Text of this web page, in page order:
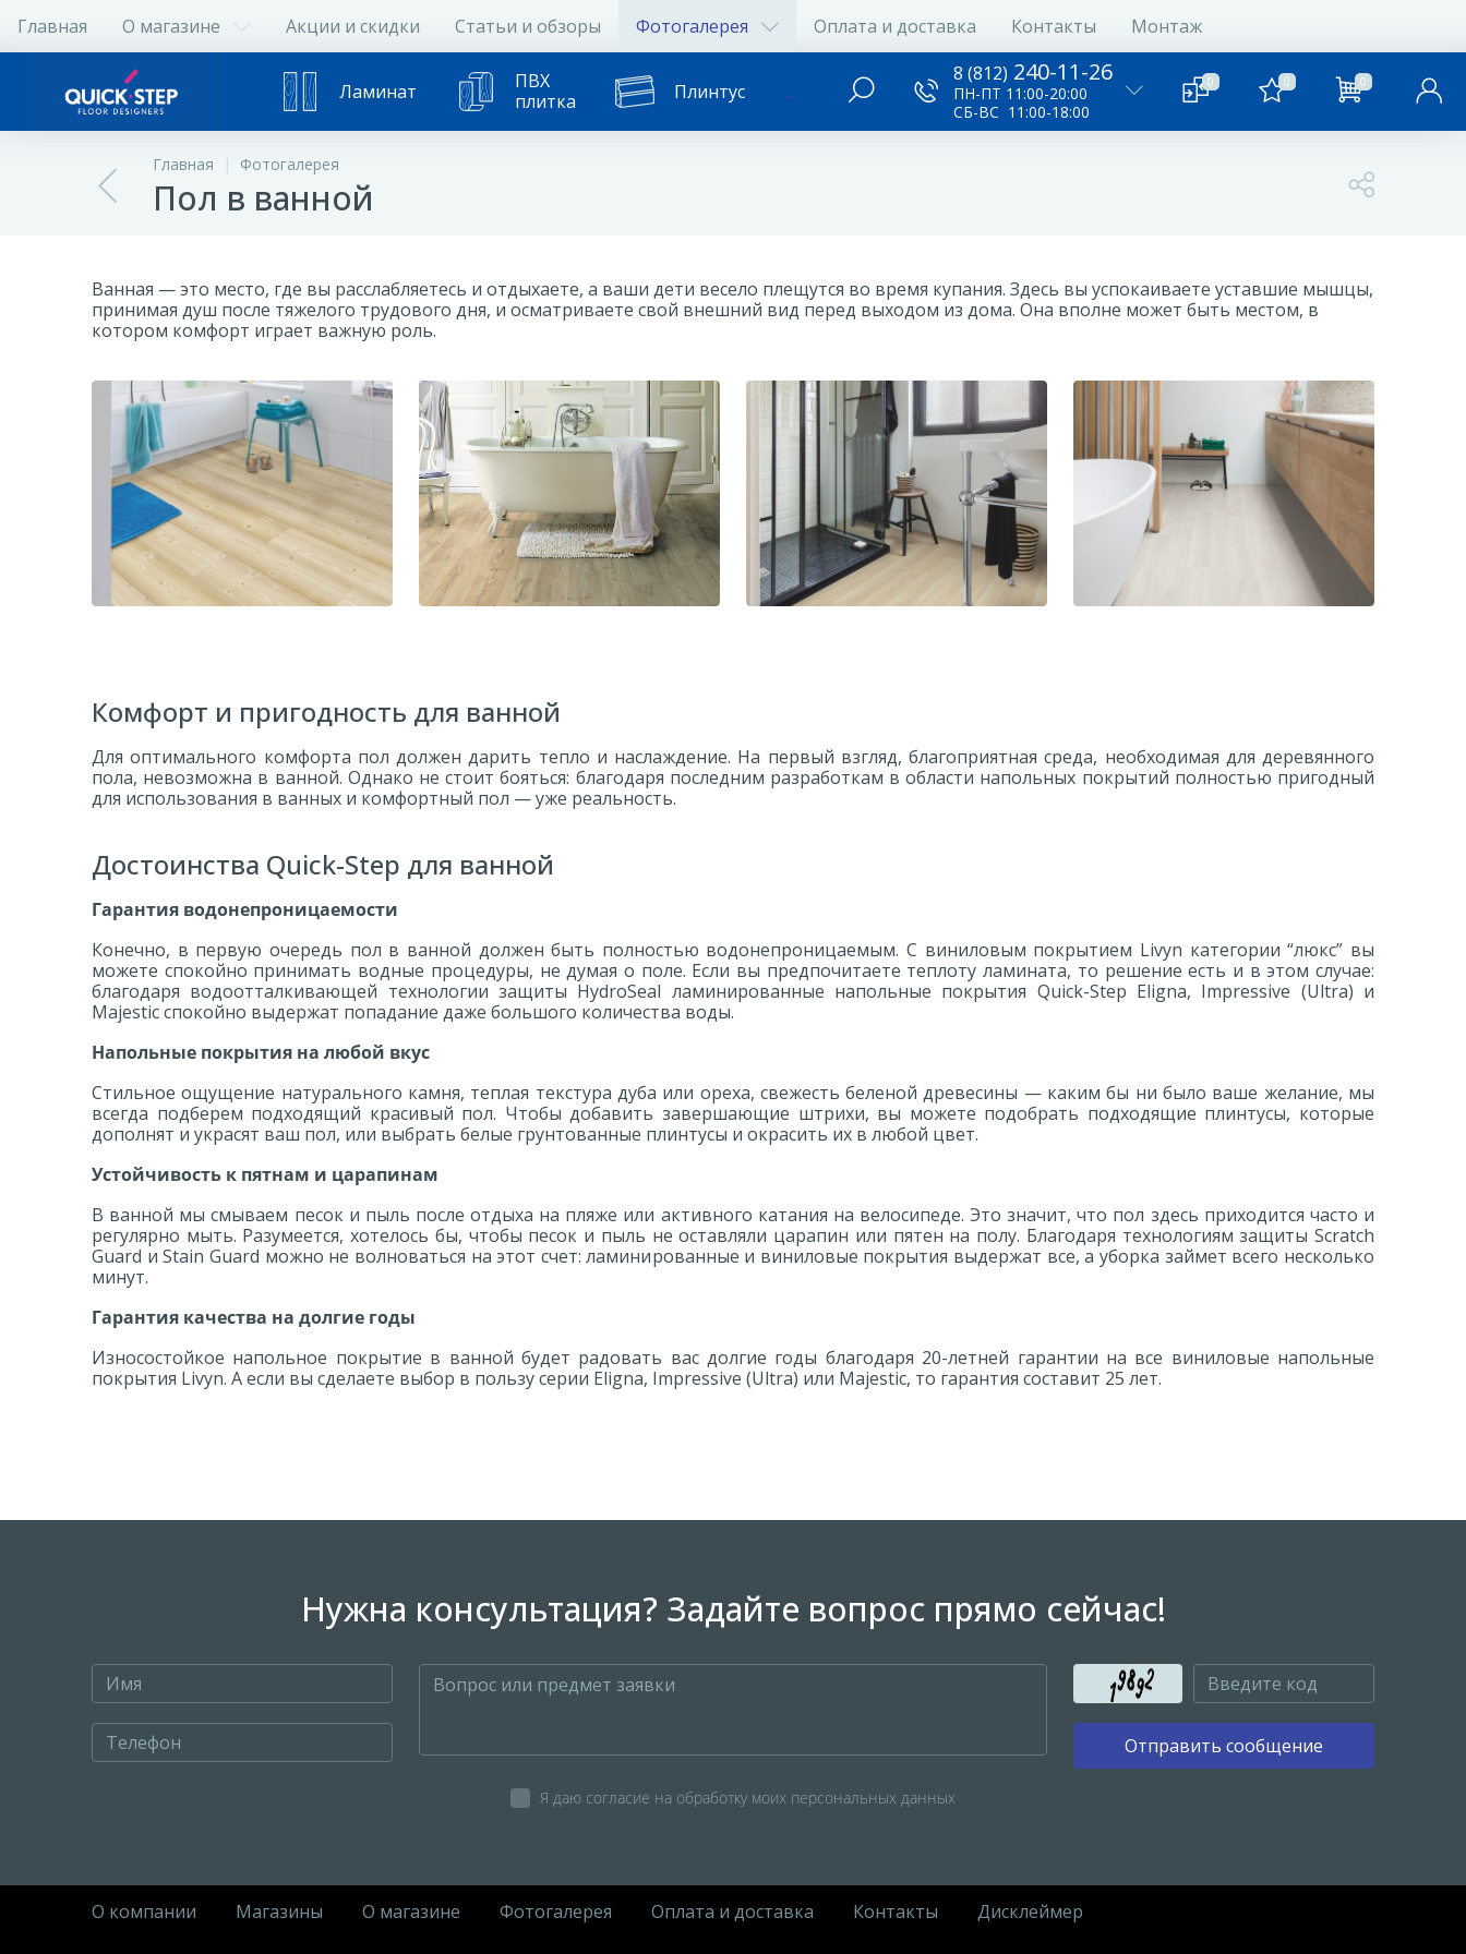
Главная О магазине Акции и скидки Статьи и обзоры Фотогалерея Оплата и доставка Контакты Монтаж
Ламинат
ПВХ
плитка
Плинтус ...
8 (812) 240-11-26
ПН-ПТ 11:00-20:00
СБ-ВС 11:00-18:00
0 0 0
Главная Фотогалерея
Пол в ванной
Ванная — это место, где вы расслабляетесь и отдыхаете, а ваши дети весело плещутся во время купания. Здесь вы успокаиваете уставшие мышцы,
принимая душ после тяжелого трудового дня, и осматриваете свой внешний вид перед выходом из дома. Она вполне может быть местом, в
котором комфорт играет важную роль.
Разве вам не нравится, как этот
пол контрастирует с чистой
белизной этого прекрасного
интерьера ванной комнаты?
Создайте с нашими полами
ощущение песчаного пляжа с
оттенками
и полностью обеспечивает
водонепроницаемость
ламинатом Quick-Step Eligna
U3831
Комфорт и пригодность для ванной
Для оптимального комфорта пол должен дарить тепло и наслаждение. На первый взгляд, благоприятная среда, необходимая для деревянного
пола, невозможна в ванной. Однако не стоит бояться: благодаря последним разработкам в области напольных покрытий полностью пригодный
для использования в ванных и комфортный пол — уже реальность.
Достоинства Quick-Step для ванной
Гарантия водонепроницаемости
Конечно, в первую очередь пол в ванной должен быть полностью водонепроницаемым. С виниловым покрытием Livyn категории “люкс” вы
можете спокойно принимать водные процедуры, не думая о поле. Если вы предпочитаете теплоту ламината, то решение есть и в этом случае:
благодаря водоотталкивающей технологии защиты HydroSeal ламинированные напольные покрытия Quick-Step Eligna, Impressive (Ultra) и
Majestic спокойно выдержат попадание даже большого количества воды.
Напольные покрытия на любой вкус
Стильное ощущение натурального камня, теплая текстура дуба или ореха, свежесть беленой древесины — каким бы ни было ваше желание, мы
всегда подберем подходящий красивый пол. Чтобы добавить завершающие штрихи, вы можете подобрать подходящие плинтусы, которые
дополнят и украсят ваш пол, или выбрать белые грунтованные плинтусы и окрасить их в любой цвет.
Устойчивость к пятнам и царапинам
В ванной мы смываем песок и пыль после отдыха на пляже или активного катания на велосипеде. Это значит, что пол здесь приходится часто и
регулярно мыть. Разумеется, хотелось бы, чтобы песок и пыль не оставляли царапин или пятен на полу. Благодаря технологиям защиты Scratch
Guard и Stain Guard можно не волноваться на этот счет: ламинированные и виниловые покрытия выдержат все, а уборка займет всего несколько
минут.
Гарантия качества на долгие годы
Износостойкое напольное покрытие в ванной будет радовать вас долгие годы благодаря 20-летней гарантии на все виниловые напольные
покрытия Livyn. А если вы сделаете выбор в пользу серии Eligna, Impressive (Ultra) или Majestic, то гарантия составит 25 лет.
Нужна консультация? Задайте вопрос прямо сейчас!
Отправить сообщение
Я даю согласие на обработку моих персональных данных
О компании Магазины О магазине Фотогалерея Оплата и доставка Контакты Дисклеймер